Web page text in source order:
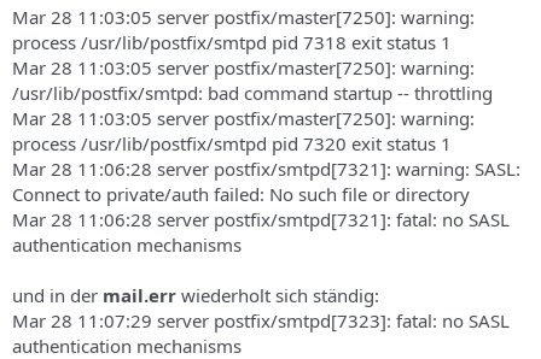
Mar 28 11:03:05 server postfix/master[7250]: warning:
process /usr/lib/postfix/smtpd pid 7318 exit status 1
Mar 28 11:03:05 server postfix/master[7250]: warning:
/usr/lib/postfix/smtpd: bad command startup -- throttling
Mar 28 11:03:05 server postfix/master[7250]: warning:
process /usr/lib/postfix/smtpd pid 7320 exit status 1
Mar 28 11:06:28 server postfix/smtpd[7321]: warning: SASL:
Connect to private/auth failed: No such file or directory
Mar 28 11:06:28 server postfix/smtpd[7321]: fatal: no SASL
authentication mechanisms
und in der mail.err wiederholt sich ständig:
Mar 28 11:07:29 server postfix/smtpd[7323]: fatal: no SASL
authentication mechanisms